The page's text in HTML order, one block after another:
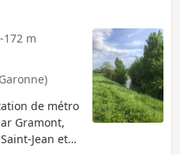
-172 m
de métro
Gramont,
Jean et